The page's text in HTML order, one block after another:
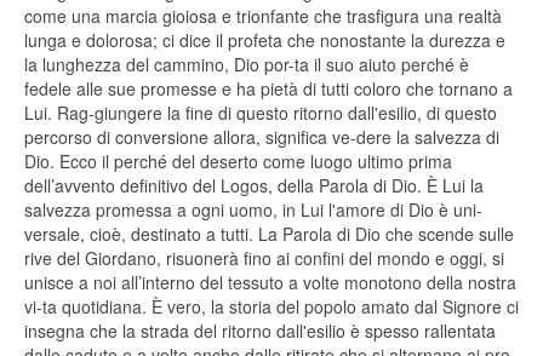
come una marcia gioiosa e trionfante che trasfigura una realtà
lunga e dolorosa; ci dice il profeta che nonostante la durezza e
la lunghezza del cammino, Dio por-ta il suo aiuto perché è
fedele alle sue promesse e ha pietà di tutti coloro che tornano a
Lui. Rag-giungere la fine di questo ritorno dall'esilio, di questo
percorso di conversione allora, significa ve-dere la salvezza di
Dio. Ecco il perché del deserto come luogo ultimo prima
dell’avvento definitivo del Logos, della Parola di Dio. È Lui la
salvezza promessa a ogni uomo, in Lui l'amore di Dio è uni-
versale, cioè, destinato a tutti. La Parola di Dio che scende sulle
rive del Giordano, risuonerà fino ai confini del mondo e oggi, si
unisce a noi all’interno del tessuto a volte monotono della nostra
vi-ta quotidiana. È vero, la storia del popolo amato dal Signore ci
insegna che la strada del ritorno dall'esilio è spesso rallentata